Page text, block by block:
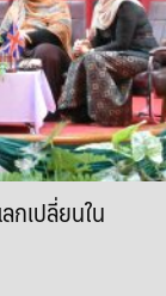
กเปลี่ยนใน